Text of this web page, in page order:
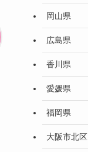
岡山県
広島県
香川県
愛媛県
福岡県
大阪市北区